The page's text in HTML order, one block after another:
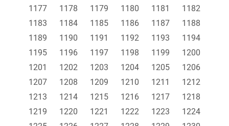
1177
1178 1179 1180 1181
1182
1183
1184 1185 1186 1187
1188
1189
1190 1191 1192 1193
1194
1195
1196 1197 1198 1199
1200
1201
1202 1203 1204 1205
1206
1207
1208 1209 1210 1211
1212
1213
1214 1215 1216 1217
1218
1219
1220 1221 1222 1223
1224